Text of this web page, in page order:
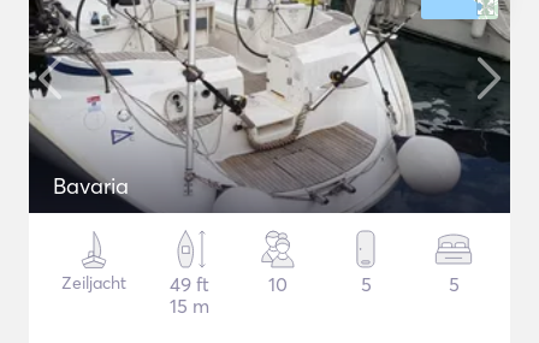
Bavaria
Zeiljacht
49 ft
15 m
10 5 5